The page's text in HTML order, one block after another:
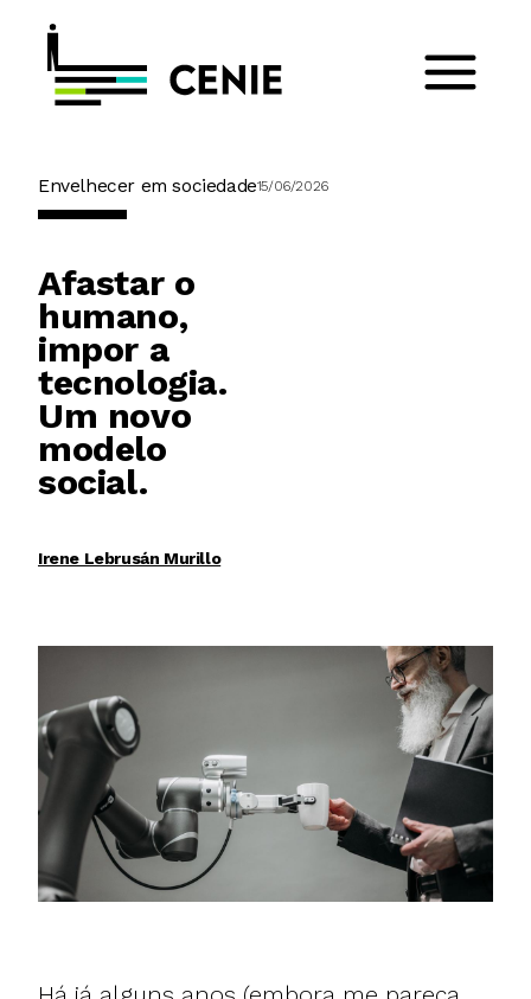
Envelhecer em sociedade15/06/2026
Afastar o
humano,
impor a
tecnologia.
Um novo
modelo
social.
Irene Lebrusán Murillo